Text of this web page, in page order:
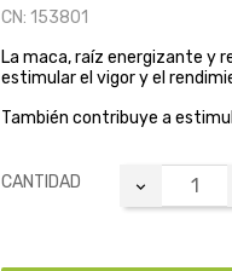
CN: 153801
La maca, raíz energizante y
estimular el vigor y el
También contribuye a
CANTIDAD